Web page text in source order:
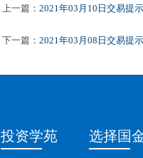
上一篇： 2021年03月10日交易提示
下一篇： 2021年03月08日交易提示
投资学苑 选择国